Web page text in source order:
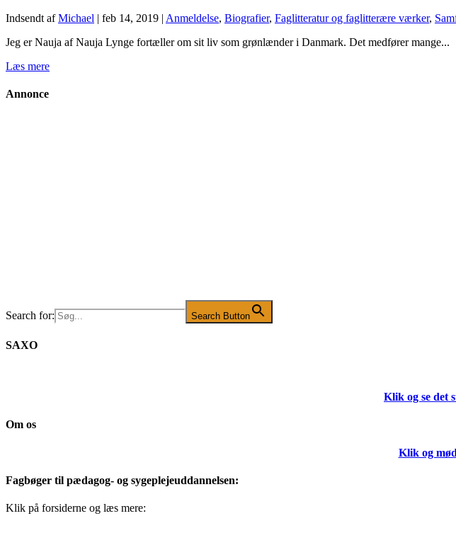
Indsendt afMichael | feb 14, 2019 | Anmeldelse, Biografier, Faglitteratur og faglitterære værker,
Jeg er Nauja af Nauja Lynge fortæller om sit liv som grønlænder i Danmark. Det medfører mange...
Læs mere
Annonce
Search for: Search Button
SAXO
Klik og se det
Om os
Klik og
Fagbøger til pædagog- og sygeplejeuddannelsen:
Klik på forsiderne og læs mere: